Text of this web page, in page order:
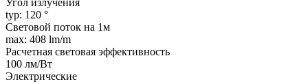
Угол излучения
typ: 120 °
Световой поток на 1м
max: 408 lm/m
Расчетная световая эффективность
100 лм/Вт
Электрические